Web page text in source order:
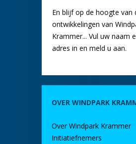
En blijf op de hoogte van
ontwikkelingen van
Krammer... Vul uw naam
adres in en meld u aan.
OVER WINDPARK
Over Windpark Krammer
Initiatiefnemers